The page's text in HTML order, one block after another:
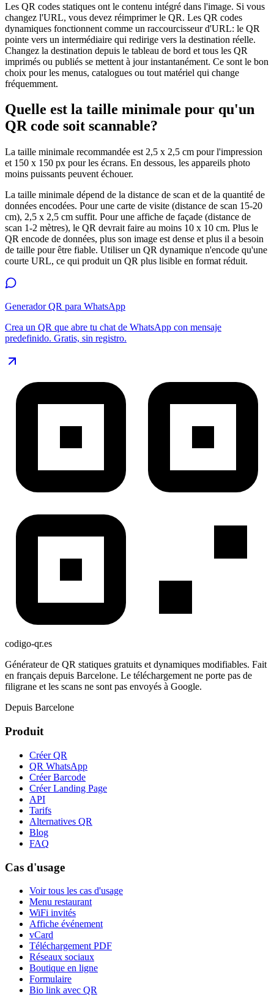
Les QR codes statiques ont le contenu intégré dans l'image. Si vous
changez l'URL, vous devez réimprimer le QR. Les QR codes
dynamiques fonctionnent comme un raccourcisseur d'URL: le QR
pointe vers un intermédiaire qui redirige vers la destination réelle.
Changez la destination depuis le tableau de bord et tous les QR
imprimés ou publiés se mettent à jour instantanément. Ce sont le bon
choix pour les menus, catalogues ou tout matériel qui change
fréquemment.
Quelle est la taille minimale pour qu'un
QR code soit scannable?
La taille minimale recommandée est 2,5 x 2,5 cm pour l'impression
et 150 x 150 px pour les écrans. En dessous, les appareils photo
moins puissants peuvent échouer.
La taille minimale dépend de la distance de scan et de la quantité de
données encodées. Pour une carte de visite (distance de scan 15-20
cm), 2,5 x 2,5 cm suffit. Pour une affiche de façade (distance de
scan 1-2 mètres), le QR devrait faire au moins 10 x 10 cm. Plus le
QR encode de données, plus son image est dense et plus il a besoin
de taille pour être fiable. Utiliser un QR dynamique n'encode qu'une
courte URL, ce qui produit un QR plus lisible en format réduit.
Generador QR para WhatsApp
Crea un QR que abre tu chat de WhatsApp con mensaje
predefinido. Gratis, sin registro.
codigo-qr.es
Générateur de QR statiques gratuits et dynamiques modifiables. Fait
en français depuis Barcelone. Le téléchargement ne porte pas de
filigrane et les scans ne sont pas envoyés à Google.
Depuis Barcelone
Produit
Créer QR
QR WhatsApp
Créer Barcode
Créer Landing Page
API
Tarifs
Alternatives QR
Blog
FAQ
Cas d'usage
Voir tous les cas d'usage
Menu restaurant
WiFi invités
Affiche événement
vCard
Téléchargement PDF
Réseaux sociaux
Boutique en ligne
Formulaire
Bio link avec QR